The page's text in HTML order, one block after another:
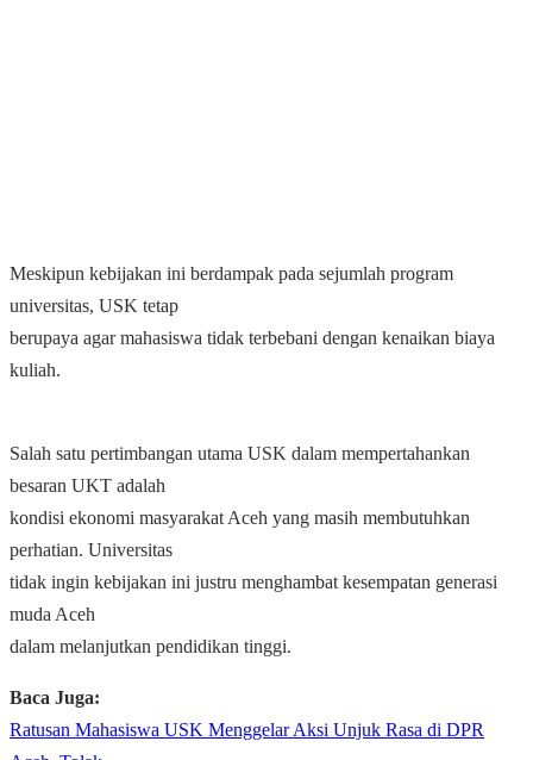
Meskipun kebijakan ini berdampak pada sejumlah program
universitas, USK tetap
berupaya agar mahasiswa tidak terbebani dengan kenaikan biaya
kuliah.
Salah satu pertimbangan utama USK dalam mempertahankan
besaran UKT adalah
kondisi ekonomi masyarakat Aceh yang masih membutuhkan
perhatian. Universitas
tidak ingin kebijakan ini justru menghambat kesempatan generasi
muda Aceh
dalam melanjutkan pendidikan tinggi.
Baca Juga:
Ratusan Mahasiswa USK Menggelar Aksi Unjuk Rasa di DPR